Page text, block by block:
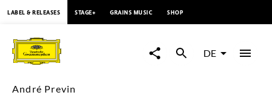
Nummer
zwei
LABEL & RELEASES STAGE+ GRAINS MUSIC SHOP
DE
André Previn